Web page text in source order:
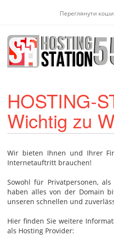
Переглянути
HOSTING-
Wichtig zu
Wir bieten Ihnen und Ihrer
Internetauftritt brauchen!
Sowohl für Privatpersonen,
haben alles von der Domain
unseren schnellen und
Hier finden Sie weitere
als Hosting Provider: